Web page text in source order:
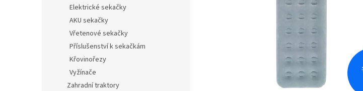
Elektrické sekačky
AKU sekačky
Vřetenové sekačky
Příslušenství k sekačkám
Křovinořezy
Vyžínače
Zahradní traktory